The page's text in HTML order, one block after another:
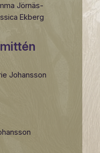
Jörnäs-
Ekberg
Johansson